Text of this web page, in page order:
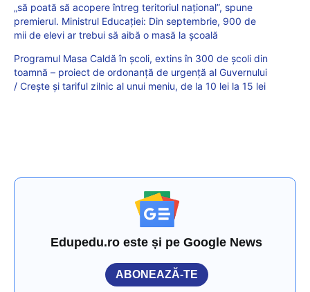
„să poată să acopere întreg teritoriul național”, spune
premierul. Ministrul Educației: Din septembrie, 900 de
mii de elevi ar trebui să aibă o masă la școală
Programul Masa Caldă în școli, extins în 300 de școli din
toamnă – proiect de ordonanță de urgență al Guvernului
/ Crește și tariful zilnic al unui meniu, de la 10 lei la 15 lei
Edupedu.ro este și pe Google News
ABONEAZĂ-TE